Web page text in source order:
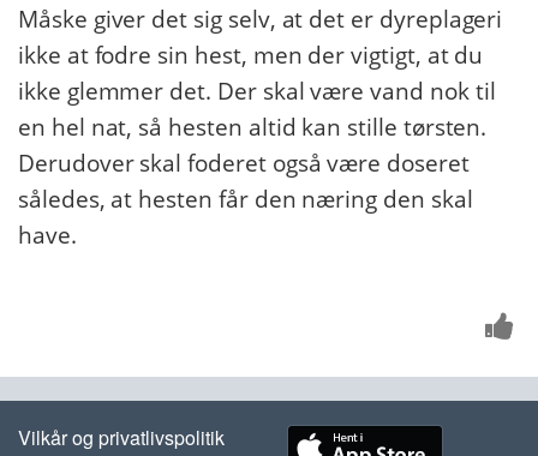
Måske giver det sig selv, at det er dyreplageri
ikke at fodre sin hest, men der vigtigt, at du
ikke glemmer det. Der skal være vand nok til
en hel nat, så hesten altid kan stille tørsten.
Derudover skal foderet også være doseret
således, at hesten får den næring den skal
have.
Vilkår og privatlivspolitik